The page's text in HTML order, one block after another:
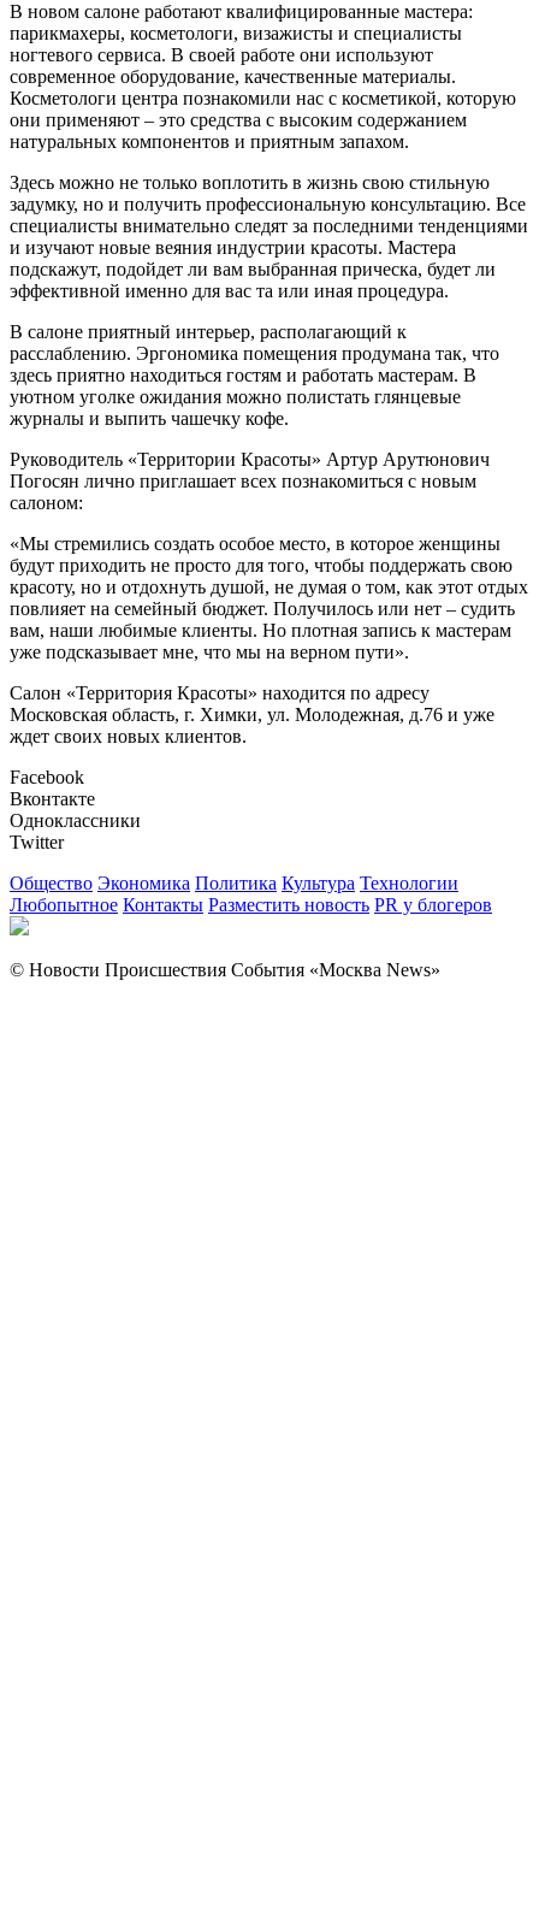
В новом салоне работают квалифицированные мастера:
парикмахеры, косметологи, визажисты и специалисты
ногтевого сервиса. В своей работе они используют
современное оборудование, качественные материалы.
Косметологи центра познакомили нас с косметикой, которую
они применяют – это средства с высоким содержанием
натуральных компонентов и приятным запахом.
Здесь можно не только воплотить в жизнь свою стильную
задумку, но и получить профессиональную консультацию. Все
специалисты внимательно следят за последними тенденциями
и изучают новые веяния индустрии красоты. Мастера
подскажут, подойдет ли вам выбранная прическа, будет ли
эффективной именно для вас та или иная процедура.
В салоне приятный интерьер, располагающий к
расслаблению. Эргономика помещения продумана так, что
здесь приятно находиться гостям и работать мастерам. В
уютном уголке ожидания можно полистать глянцевые
журналы и выпить чашечку кофе.
Руководитель «Территории Красоты» Артур Арутюнович
Погосян лично приглашает всех познакомиться с новым
салоном:
«Мы стремились создать особое место, в которое женщины
будут приходить не просто для того, чтобы поддержать свою
красоту, но и отдохнуть душой, не думая о том, как этот отдых
повлияет на семейный бюджет. Получилось или нет – судить
вам, наши любимые клиенты. Но плотная запись к мастерам
уже подсказывает мне, что мы на верном пути».
Салон «Территория Красоты» находится по адресу
Московская область, г. Химки, ул. Молодежная, д.76 и уже
ждет своих новых клиентов.
Facebook
Вконтакте
Одноклассники
Twitter
Общество Экономика Политика Культура Технологии
Любопытное Контакты Разместить новость PR у блогеров
© Новости Происшествия События «Москва News»